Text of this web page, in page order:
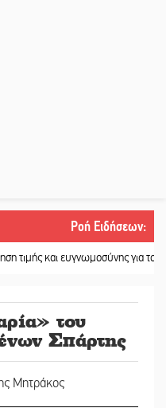
Ροή Ειδήσεων:
και ευγνωμοσύνης για τους
του
Σπάρτης
Μητράκος